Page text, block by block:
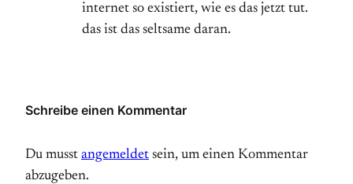
internet so existiert, wie es das jetzt tut.
das ist das seltsame daran.
Schreibe einen Kommentar
Du musst angemeldet sein, um einen Kommentar
abzugeben.